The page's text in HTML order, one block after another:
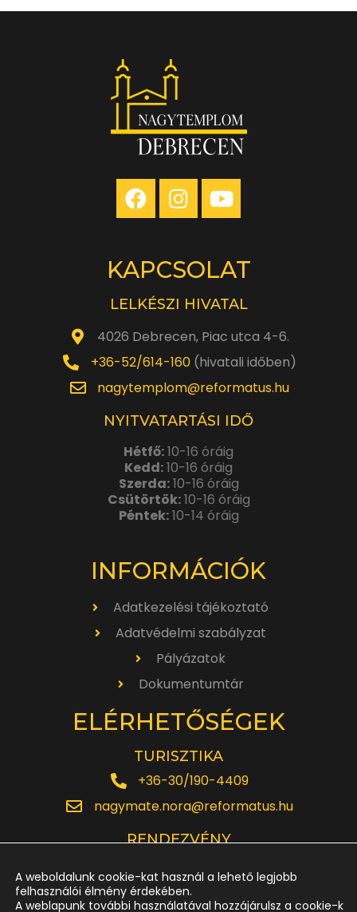
KAPCSOLAT
LELKÉSZI HIVATAL
4026 Debrecen, Piac utca 4-6.
+36-52/614-160(hivatali időben)
nagytemplom@reformatus.hu
NYITVATARTÁSI IDŐ
Hétfő:10-16 óráig
Kedd:10-16 óráig
Szerda:10-16 óráig
Csütörtök:10-16 óráig
Péntek:10-14 óráig
INFORMÁCIÓK
Adatkezelési tájékoztató
Adatvédelmi szabályzat
Pályázatok
Dokumentumtár
ELÉRHETŐSÉGEK
TURISZTIKA
+36-30/190-4409
nagymate.nora@reformatus.hu
RENDEZVÉNY
rendezveny.nagytemplom@reformatus.hu
A weboldalunk cookie-kat használ a lehető legjobb
felhasználói élmény érdekében.
A weblapunk további használatával hozzájárulsz a cookie-k